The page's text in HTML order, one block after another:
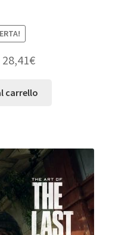
28,41€
carrello